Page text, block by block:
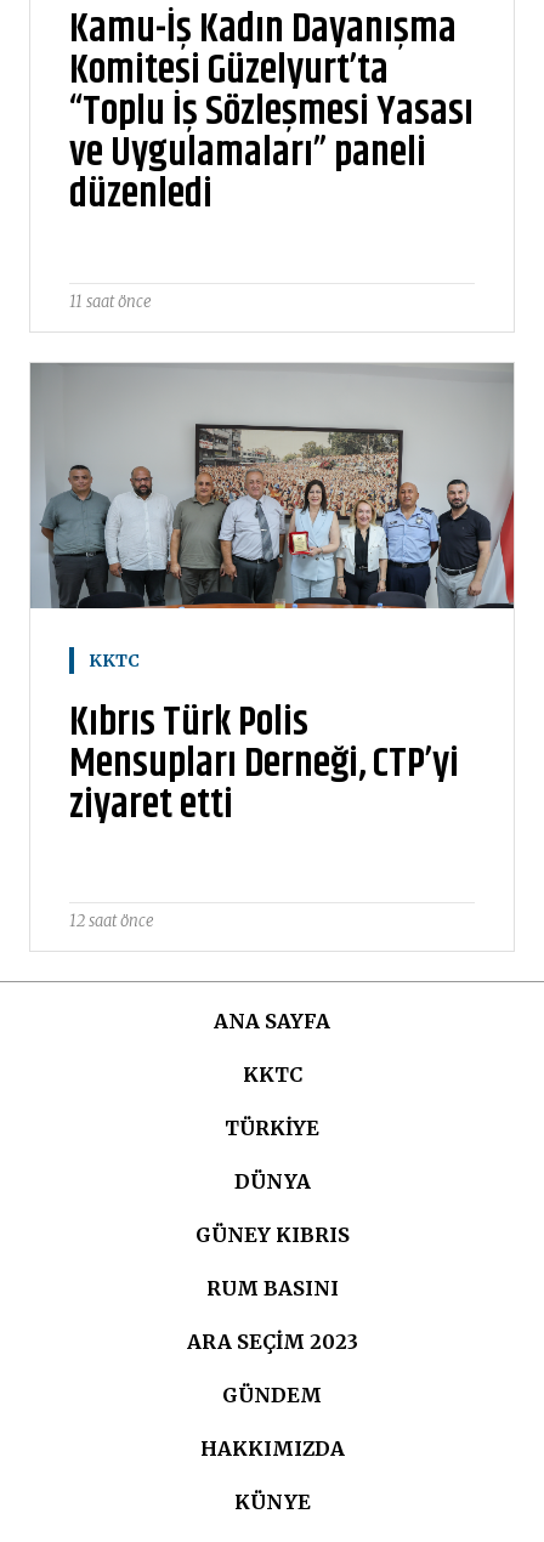
Kamu-İş Kadın Dayanışma
Komitesi Güzelyurt’ta
“Toplu İş Sözleşmesi Yasası
ve Uygulamaları” paneli
düzenledi
11 saat önce
KKTC
Kıbrıs Türk Polis
Mensupları Derneği, CTP’yi
ziyaret etti
12 saat önce
ANA SAYFA
KKTC
TÜRKIYE
DÜNYA
GÜNEY KIBRIS
RUM BASINI
ARA SEÇIM 2023
GÜNDEM
HAKKIMIZDA
KÜNYE